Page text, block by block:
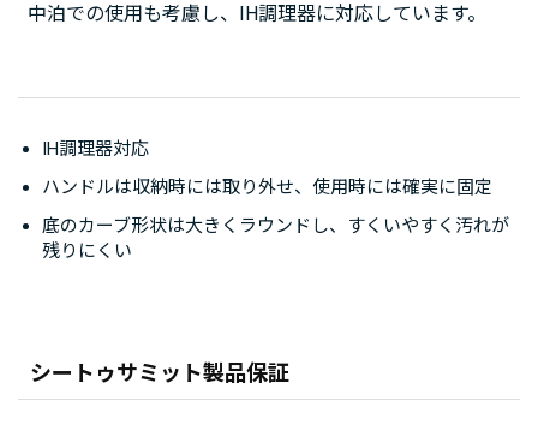
中泊での使用も考慮し、IH調理器に対応しています。
シートゥサミット製品保証
IH調理器対応
ハンドルは収納時には取り外せ、使用時には確実に固定
底のカーブ形状は大きくラウンドし、すくいやすく汚れが
残りにくい